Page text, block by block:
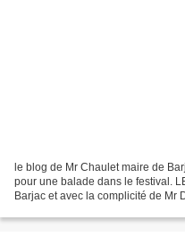
le blog de Mr Chaulet maire de
pour une balade dans le festival.
Barjac et avec la complicité de Mr